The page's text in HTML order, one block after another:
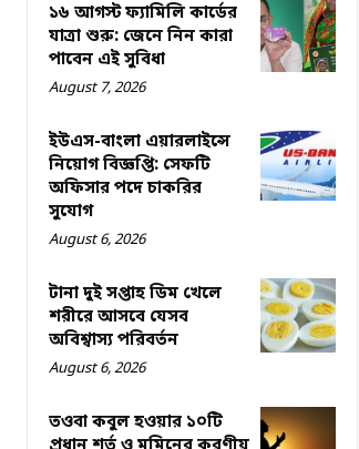
১৬ আগস্ট ফ্যামিলি কার্ডের
যাত্রা শুরু: জেনে নিন কারা
পাবেন এই সুবিধা
August 7, 2026
ইউএস-বাংলা এয়ারলাইন্সে
নিয়োগ বিজ্ঞপ্তি: সেফটি
অফিসার পদে চাকরির
সুযোগ
August 6, 2026
টানা দুই সপ্তাহ ডিম খেলে
শরীরে আসবে যেসব
অবিশ্বাস্য পরিবর্তন
August 6, 2026
তওবা কবুল হওয়ার ১০টি